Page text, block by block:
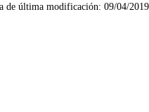
de última modificación: 09/04/2019